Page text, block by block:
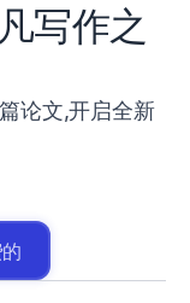
写作之
论文,开启全新